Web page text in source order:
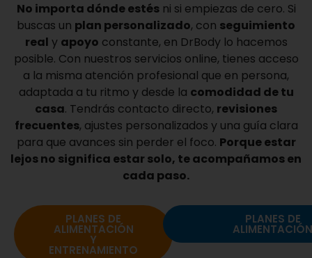
No importa dónde estésni si empiezas de cero. Si
buscas un plan personalizado, con seguimiento
real y apoyo constante, en DrBody lo hacemos
posible. Con nuestros servicios online, tienes acceso
a la misma atención profesional que en persona,
adaptada a tu ritmo y desde la comodidad de tu
casa. Tendrás contacto directo, revisiones
frecuentes, ajustes personalizados y una guía clara
para que avances sin perder el foco. Porque estar
lejos no significa estar solo, te acompañamos en
cada paso.
PLANES DE
ALIMENTACIÓN
Y
ENTRENAMIENTO
PLANES DE
ALIMENTACIÓN